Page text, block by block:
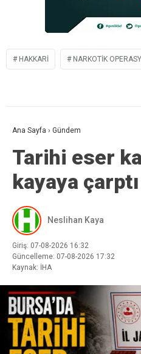
HAKKARI NARKOTIK
Ana Sayfa › Gündem
Tarihi eser
kayaya çarptı
Neslihan Kaya
Giriş: 07-08-2026 16:32
Güncelleme: 07-08-2026 17:32
Kaynak: İHA